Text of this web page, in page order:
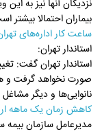
نزدیکان آنها نیز به
بیماران احتمالا بیشتر
ساعت کار اداره‌های
استاندار تهران:
استاندار تهران گفت:
صورت نخواهد گرفت و
نانوایی‌ها و دیگر
کاهش زمان یک ماهه
مدیرعامل سازمان